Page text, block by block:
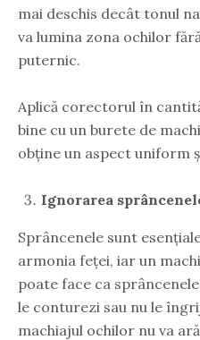
mai deschis decât tonul
va lumina zona ochilor
puternic.
Aplică corectorul în
bine cu un burete de
obține un aspect uniform
Ignorarea
Sprâncenele sunt
armonia feței, iar un
poate face ca
le conturezi sau nu le
machiajul ochilor nu va